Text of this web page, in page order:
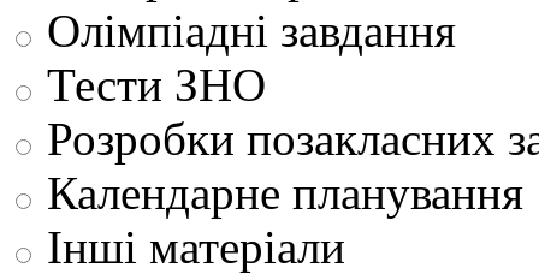
Олімпіадні завдання
Тести ЗНО
Розробки позакласних
Календарне планування
Інші матеріали